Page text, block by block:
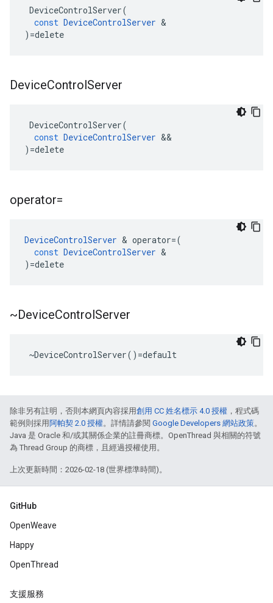
DeviceControlServer(
const DeviceControlServer &
) =delete
DeviceControlServer
DeviceControlServer(
const DeviceControlServer &&
) =delete
operator=
DeviceControlServer & operator=(
const DeviceControlServer &
) =delete
~DeviceControlServer
~DeviceControlServer()=default
除非另有註明，否則本網頁內容採用創用 CC 姓名標示 4.0 授權 ，程式碼
範例則採用 阿帕契 2.0 授權。詳情請參閱 Google Developers 網站政策。
Java 是 Oracle 和/或其關係企業的註冊商標。OpenThread 與相關的符號
為 Thread Group 的商標，且經過授權使用。
上次更新時間：2026-02-18 (世界標準時間)。
GitHub
OpenWeave
Happy
OpenThread
支援服務